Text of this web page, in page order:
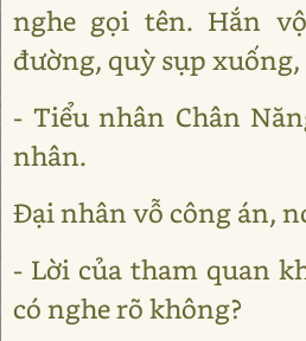
nghe gọi tên. Hắn
đường, quỳ sụp
- Tiểu nhân Chân
nhân.
Đại nhân vỗ công án,
- Lời của tham quan
có nghe rõ không?